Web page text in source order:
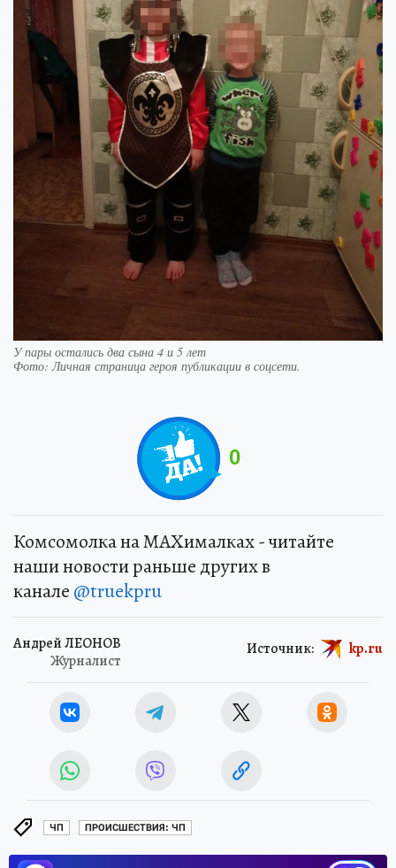
У пары остались два сына 4 и 5 лет
Фото:Личная страница героя публикации в соцсети.
0
Комсомолка на MAXималках - читайте
наши новости раньше других в
канале @truekpru
Андрей ЛЕОНОВ
Журналист
Источник: kp.ru
ЧП ПРОИСШЕСТВИЯ: ЧП